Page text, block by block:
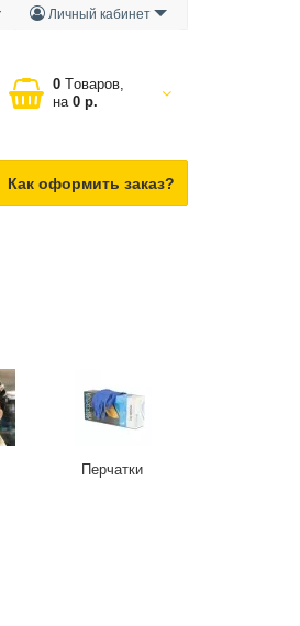
Личный кабинет
0 Tоваров,
на
0 р.
Как оформить заказ?
Перчатки